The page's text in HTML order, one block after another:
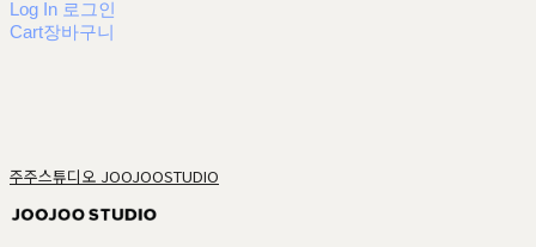
Log In 로그인
Cart장바구니
주주스튜디오 JOOJOOSTUDIO